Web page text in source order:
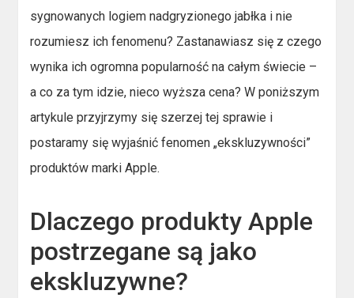
sygnowanych logiem nadgryzionego jabłka i nie
rozumiesz ich fenomenu? Zastanawiasz się z czego
wynika ich ogromna popularność na całym świecie –
a co za tym idzie, nieco wyższa cena? W poniższym
artykule przyjrzymy się szerzej tej sprawie i
postaramy się wyjaśnić fenomen „ekskluzywności”
produktów marki Apple.
Dlaczego produkty Apple
postrzegane są jako
ekskluzywne?